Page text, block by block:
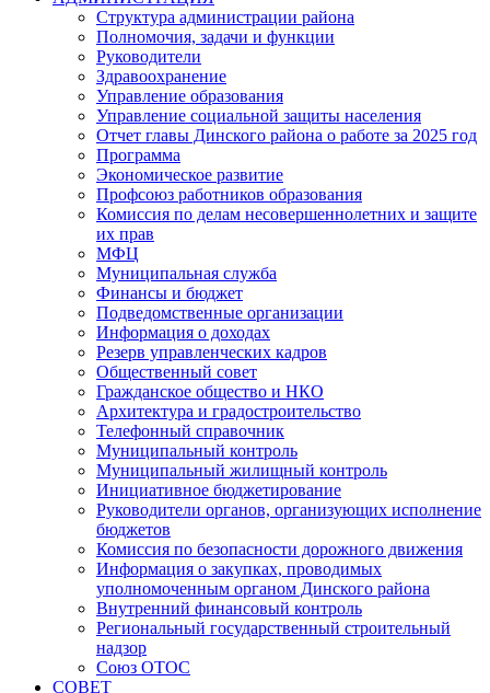
Структура администрации района
Полномочия, задачи и функции
Руководители
Здравоохранение
Управление образования
Управление социальной защиты населения
Отчет главы Динского района о работе за 2025 год
Программа
Экономическое развитие
Профсоюз работников образования
Комиссия по делам несовершеннолетних и защите
их прав
МФЦ
Муниципальная служба
Финансы и бюджет
Подведомственные организации
Информация о доходах
Резерв управленческих кадров
Общественный совет
Гражданское общество и НКО
Архитектура и градостроительство
Телефонный справочник
Муниципальный контроль
Муниципальный жилищный контроль
Инициативное бюджетирование
Руководители органов, организующих исполнение
бюджетов
Комиссия по безопасности дорожного движения
Информация о закупках, проводимых
уполномоченным органом Динского района
Внутренний финансовый контроль
Региональный государственный строительный
надзор
Союз ОТОС
СОВЕТ